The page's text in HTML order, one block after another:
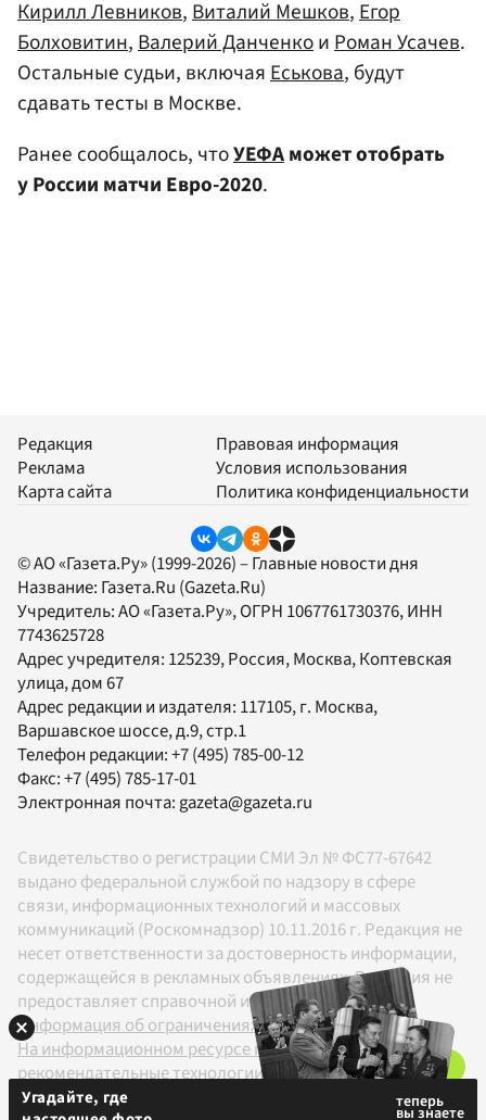
Кирилл Левников, Виталий Мешков, Егор
Болховитин, Валерий Данченкои Роман Усачев.
Остальные судьи, включая Еськова, будут
сдавать тесты в Москве.
Ранее сообщалось, чтоУЕФАможет отобрать
у России матчи Евро-2020.
Редакция
Реклама
Карта сайта
Правовая информация
Условия использования
Политика конфиденциальности
© АО «Газета.Ру» (1999-2026) – Главные новости дня
Название: Газета.Ru (Gazeta.Ru)
Учредитель:АО «Газета.Ру», ОГРН 1067761730376, ИНН
7743625728
Адрес учредителя: 125239, Россия, Москва, Коптевская
улица, дом 67
Адрес редакции и издателя: 117105, г. Москва,
Варшавское шоссе, д.9, стр.1
Телефон редакции:+7 (495) 785-00-12
Факс:+7 (495) 785-17-01
Электронная почта:gazeta@gazeta.ru
Свидетельство о регистрации СМИ Эл № ФС77-67642
выдано федеральной службой по надзору в сфере
связи, информационных технологий и массовых
коммуникаций (Роскомнадзор) 10.11.2016 г. Редакция не
несет ответственности за достоверность информации,
содержащейся в рекламных объявлениях. Редакция не
предоставляет справочной информации.
Информация об ограничениях
На информационном ресурсе применяются
рекомендательные технологии в соответствии с
Правилами
Угадайте, где